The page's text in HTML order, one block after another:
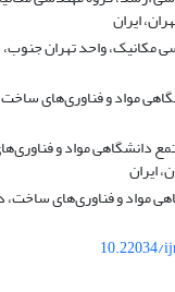
ایران
مکانیک، واحد تهران جنوب،
مواد و فناوری‌های
دانشگاهی مواد و
ایران
مواد و فناوری‌های
10.22034/